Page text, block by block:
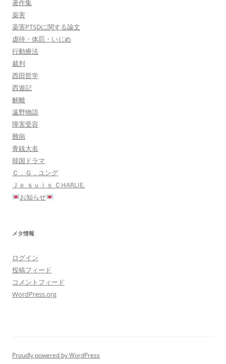
著作集
薬害
薬害PTSDに関する論文
虐待・体罰・いじめ
行動療法
裁判
西田哲学
西遊記
解離
遠野物語
障害受容
難病
青銭大名
韓国ドラマ
Ｃ．Ｇ，ユング
Ｊｅ ｓｕｉｓ ＣHARLIE.
お知らせ
メタ情報
ログイン
投稿フィード
コメントフィード
WordPress.org
Proudly powered by WordPress